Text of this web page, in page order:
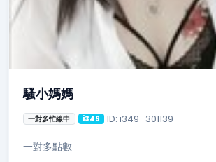
騷小媽媽
一對多忙線中 i349 ID: i349_301139
一對多點數